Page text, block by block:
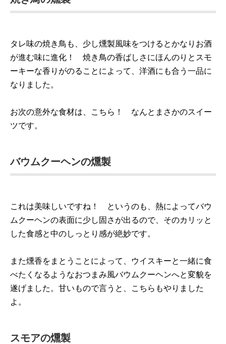
タレ味の焼き鳥も、少し燻製風味をつけるとかなりお酒
が進む味に進化！ 焼き鳥の香ばしさにほんのりとスモ
ーキーな香りがのることによって、洋酒にも合う一品に
なりました。
お次の意外な食材は、こちら！ なんとまさかのスイー
ツです。
バウムクーヘンの燻製
これは美味しいですね！ というのも、熱によってバウ
ムクーヘンの表面に少し固さが出るので、そのカリッと
した食感と中のしっとり感が絶妙です。
また燻香をまとうことによって、ウイスキーと一緒に食
べたくなるようなおつまみ風バウムクーヘンへと変貌を
遂げました。甘いもので言うと、こちらもやりました
よ。
スモアの燻製